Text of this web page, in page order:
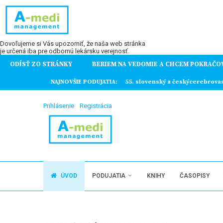
Dovoľujeme si Vás upozorniť, že naša web stránka
je určená iba pre odbornú lekársku verejnosť.
ODÍSŤ ZO STRÁNKY BERIEM NA VEDOMIE A CHCEM
NAJNOVŠIE PODUJATIA: 55. slovenský a
Prihlásenie Registrácia
ÚVOD PODUJATIA KNIHY ČASOPISY